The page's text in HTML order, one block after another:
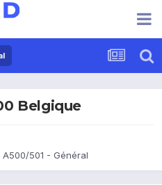
Belgique
501 - Général